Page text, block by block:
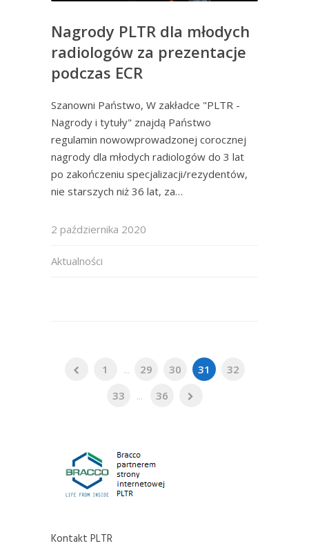
Nagrody PLTR dla młodych
radiologów za prezentacje
podczas ECR
Szanowni Państwo, W zakładce "PLTR -
Nagrody i tytuły" znajdą Państwo
regulamin nowowprowadzonej corocznej
nagrody dla młodych radiologów do 3 lat
po zakończeniu specjalizacji/rezydentów,
nie starszych niż 36 lat, za…
2 października 2020
Aktualności
1 ... 29 30 31
32
33
... 36
Kontakt PLTR